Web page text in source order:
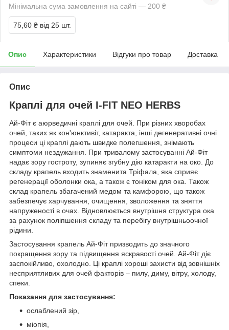
Мінімальна сума замовлення на сайті — 200 ₴
75,60 ₴ від 25 шт.
Опис Характеристики Відгуки про товар Доставка
Опис
Краплі для очей I-FIT NEO HERBS
Ай-Фіт є аюрведичні краплі для очей. При різних хворобах
очей, таких як кон'юнктивіт, катаракта, інші дегенеративні очні
процеси ці краплі дають швидке полегшення, знімають
симптоми нездужання. При тривалому застосуванні Ай-Фіт
надає зору гостроту, зупиняє згубну дію катаракти на око. До
складу крапель входить знаменита Тріфала, яка сприяє
регенерації оболонки ока, а також є тоніком для ока. Також
склад крапель збагачений медом та камфорою, що також
забезпечує харчування, очищення, зволоження та зняття
напруженості в очах. Відновлюється внутрішня структура ока
за рахунок поліпшення складу та перебігу внутрішньоочної
рідини.
Застосування крапель Ай-Фіт призводить до значного
покращення зору та підвищення яскравості очей. Ай-Фіт діє
заспокійливо, охолодно. Ці краплі хороші захисти від зовнішніх
несприятливих для очей факторів – пилу, диму, вітру, холоду,
спеки.
Показання для застосування:
ослаблений зір,
міопія,